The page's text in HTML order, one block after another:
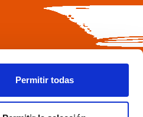
Permitir todas